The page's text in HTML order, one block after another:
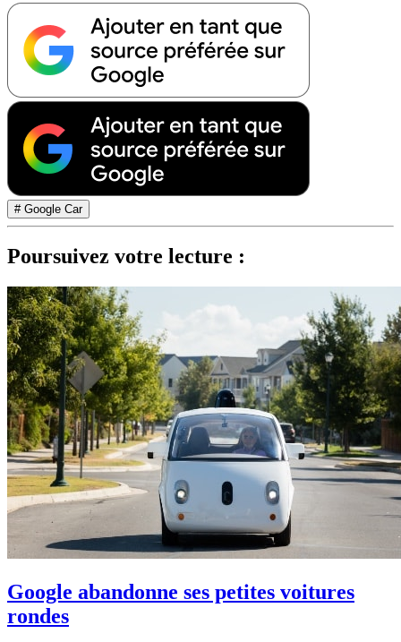
# Google Car
Poursuivez votre lecture :
Google abandonne ses petites voitures
rondes